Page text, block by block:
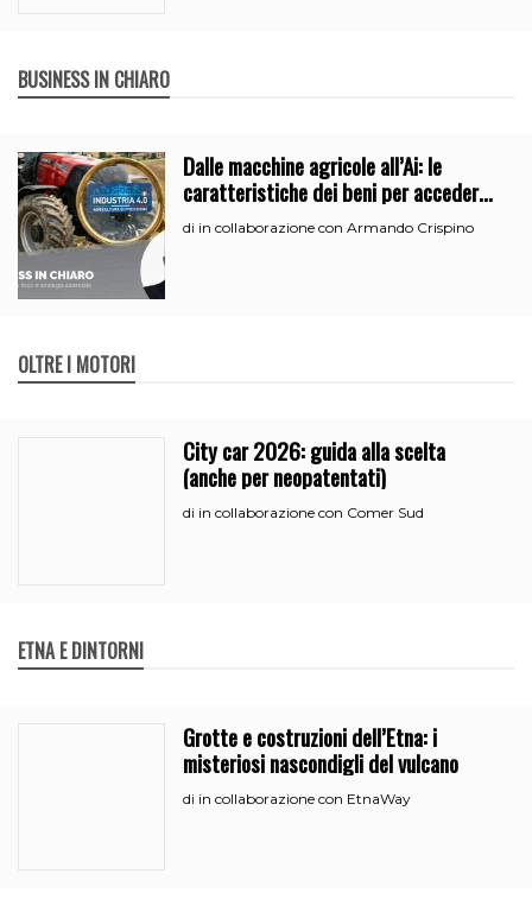
BUSINESS IN CHIARO
Dalle macchine agricole all’Ai: le
caratteristiche dei beni per accedere
all’iperammortamento
di in collaborazione con Armando Crispino
OLTRE I MOTORI
City car 2026: guida alla scelta
(anche per neopatentati)
di in collaborazione con Comer Sud
ETNA E DINTORNI
Grotte e costruzioni dell’Etna: i
misteriosi nascondigli del vulcano
di in collaborazione con EtnaWay